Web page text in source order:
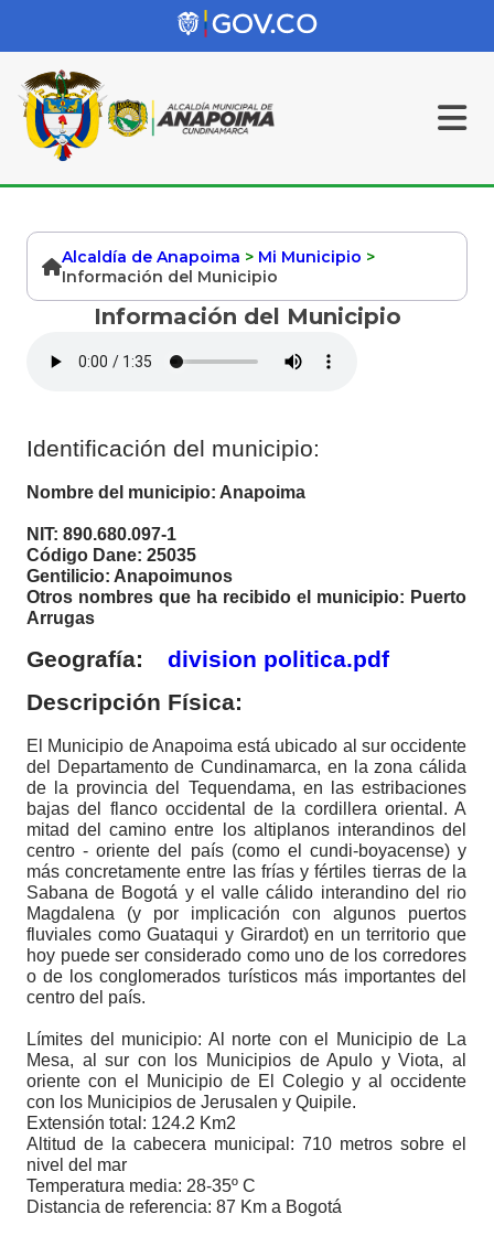
Alcaldía de Anapoima > Mi Municipio >
Información del Municipio
Información del Municipio
Identificación del municipio:
Nombre del municipio: Anapoima
NIT: 890.680.097-1
Código Dane: 25035
Gentilicio: Anapoimunos
Otros nombres que ha recibido el municipio: Puerto
Arrugas
Geografía:
division politica.pdf
Descripción Física:
El Municipio de Anapoima está ubicado al sur occidente
del Departamento de Cundinamarca, en la zona cálida
de la provincia del Tequendama, en las estribaciones
bajas del flanco occidental de la cordillera oriental. A
mitad del camino entre los altiplanos interandinos del
centro - oriente del país (como el cundi-boyacense) y
más concretamente entre las frías y fértiles tierras de la
Sabana de Bogotá​ y el valle cálido interandino del rio
Magdalena (y por implicación con algunos puertos
fluviales como Guataqui y Girardot) en un territorio que
hoy puede ser considerado como uno de los corredores
o de los conglomerados turísticos más importantes del
centro del país.
Límites del municipio: Al norte con el Municipio de La
Mesa, al sur con los Municipios de Apulo y Viota, al
oriente con el Municipio de El Colegio y al occidente
con los Municipios de Jerusalen y Quipile.
Extensión total: 124.2 Km2
Altitud de la cabecera municipal: 710 metros sobre el
nivel del mar
Temperatura media: 28-35º C
Distancia de referencia: 87 Km a Bogotá